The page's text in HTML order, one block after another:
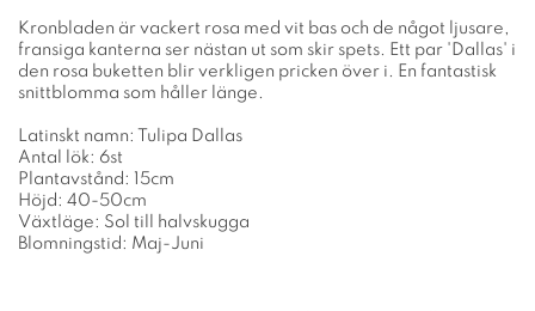
Kronbladen är vackert rosa med vit bas och de något ljusare,
fransiga kanterna ser nästan ut som skir spets. Ett par 'Dallas' i
den rosa buketten blir verkligen pricken över i. En fantastisk
snittblomma som håller länge.
Latinskt namn: Tulipa Dallas
Antal lök: 6st
Plantavstånd: 15cm
Höjd: 40-50cm
Växtläge: Sol till halvskugga
Blomningstid: Maj-Juni